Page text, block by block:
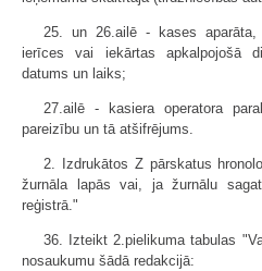
25. un 26.ailē - kases aparāta,
ierīces vai iekārtas apkalpojošā
datums un laiks;
27.ailē - kasiera operatora
pareizību un tā atšifrējums.
2. Izdrukātos Z pārskatus
žurnāla lapās vai, ja žurnālu
reģistrā."
36. Izteikt 2.pielikuma tabulas
nosaukumu šādā redakcijā: